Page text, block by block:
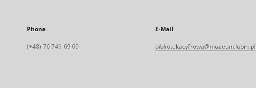
Phone
(+48) 76 749 69 69
E-Mail
bibliotekacyfrowa@muzeum.lubin.pl